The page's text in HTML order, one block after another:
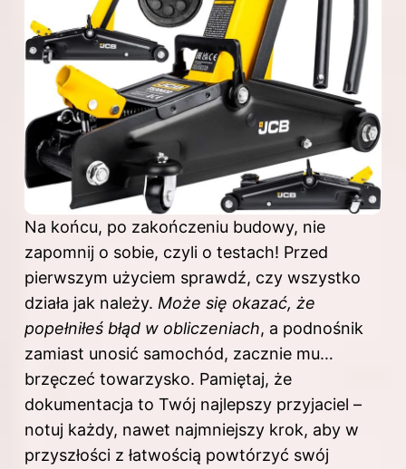
Na końcu, po zakończeniu budowy, nie
zapomnij o sobie, czyli o testach! Przed
pierwszym użyciem sprawdź, czy wszystko
działa jak należy. Może się okazać, że
popełniłeś błąd w obliczeniach, a podnośnik
zamiast unosić samochód, zacznie mu…
brzęczeć towarzysko. Pamiętaj, że
dokumentacja to Twój najlepszy przyjaciel –
notuj każdy, nawet najmniejszy krok, aby w
przyszłości z łatwością powtórzyć swój